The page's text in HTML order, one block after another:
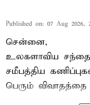
Published on: 07 Aug 2026,
சென்னை,
உலகளாவிய
சமீபத்திய
பெரும் விவாதத்தை